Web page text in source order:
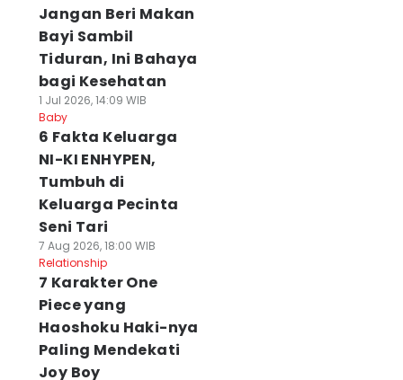
Jangan Beri Makan
Bayi Sambil
Tiduran, Ini Bahaya
bagi Kesehatan
1 Jul 2026, 14:09 WIB
Baby
6 Fakta Keluarga
NI-KI ENHYPEN,
Tumbuh di
Keluarga Pecinta
Seni Tari
7 Aug 2026, 18:00 WIB
Relationship
7 Karakter One
Piece yang
Haoshoku Haki-nya
Paling Mendekati
Joy Boy